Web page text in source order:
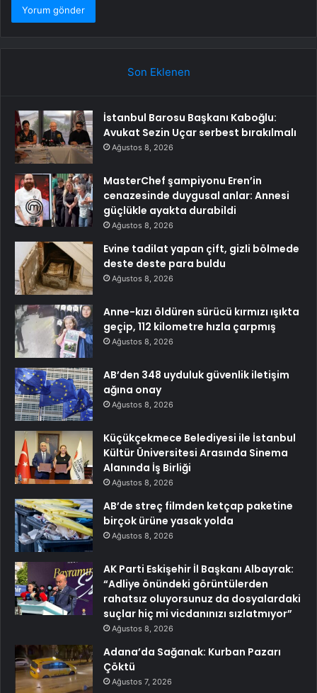
Son Eklenen
İstanbul Barosu Başkanı Kaboğlu:
Avukat Sezin Uçar serbest bırakılmalı
Ağustos 8, 2026
MasterChef şampiyonu Eren’in
cenazesinde duygusal anlar: Annesi
güçlükle ayakta durabildi
Ağustos 8, 2026
Evine tadilat yapan çift, gizli bölmede
deste deste para buldu
Ağustos 8, 2026
Anne-kızı öldüren sürücü kırmızı ışıkta
geçip, 112 kilometre hızla çarpmış
Ağustos 8, 2026
AB’den 348 uyduluk güvenlik iletişim
ağına onay
Ağustos 8, 2026
Küçükçekmece Belediyesi ile İstanbul
Kültür Üniversitesi Arasında Sinema
Alanında İş Birliği
Ağustos 8, 2026
AB’de streç filmden ketçap paketine
birçok ürüne yasak yolda
Ağustos 8, 2026
AK Parti Eskişehir İl Başkanı Albayrak:
“Adliye önündeki görüntülerden
rahatsız oluyorsunuz da dosyalardaki
suçlar hiç mi vicdanınızı sızlatmıyor”
Ağustos 8, 2026
Adana’da Sağanak: Kurban Pazarı
Çöktü
Ağustos 7, 2026